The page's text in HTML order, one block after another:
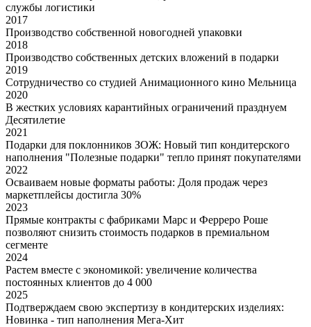
службы логистики
2017
Производство собственной новогодней упаковки
2018
Производство собственных детских вложений в подарки
2019
Сотрудничество со студией Анимационного кино Мельница
2020
В жестких условиях карантийных ограничений празднуем
Десятилетие
2021
Подарки для поклонников ЗОЖ: Новый тип кондитерского
наполнения "Полезные подарки" тепло принят покупателями
2022
Осваиваем новые форматы работы: Доля продаж через
маркетплейсы достигла 30%
2023
Прямые контракты с фабриками Марс и Ферреро Роше
позволяют снизить стоимость подарков в премиальном
сегменте
2024
Растем вместе с экономикой: увеличение количества
постоянных клиентов до 4 000
2025
Подтверждаем свою экспертизу в кондитерских изделиях:
Новинка - тип наполнения Мега-Хит